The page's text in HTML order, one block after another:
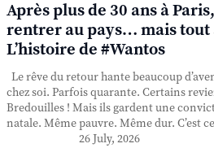
Après plus de 30 ans à
rentrer au pays… mais tout
L’histoire de #Wantos
Le rêve du retour hante beaucoup
chez soi. Parfois quarante. Certains
Bredouilles ! Mais ils gardent une
natale. Même pauvre. Même dur. C’est
26 July, 2026